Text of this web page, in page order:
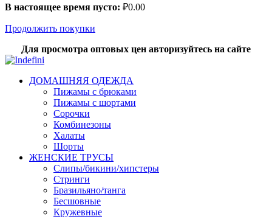
В настоящее время пусто: ₽0.00
Продолжить покупки
Для просмотра оптовых цен авторизуйтесь на сайте
ДОМАШНЯЯ ОДЕЖДА
Пижамы с брюками
Пижамы с шортами
Сорочки
Комбинезоны
Халаты
Шорты
ЖЕНСКИЕ ТРУСЫ
Слипы/бикини/хипстеры
Стринги
Бразильяно/танга
Бесшовные
Кружевные